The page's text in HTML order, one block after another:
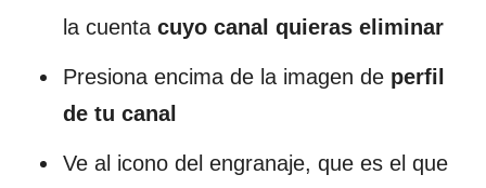
la cuenta cuyo canal quieras eliminar
Presiona encima de la imagen de perfil
de tu canal
Ve al icono del engranaje, que es el que